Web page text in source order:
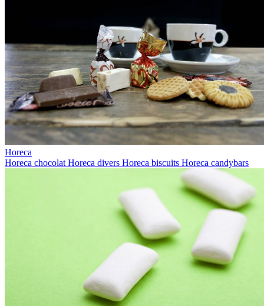
Horeca
Horeca chocolat Horeca divers Horeca biscuits Horeca candybars